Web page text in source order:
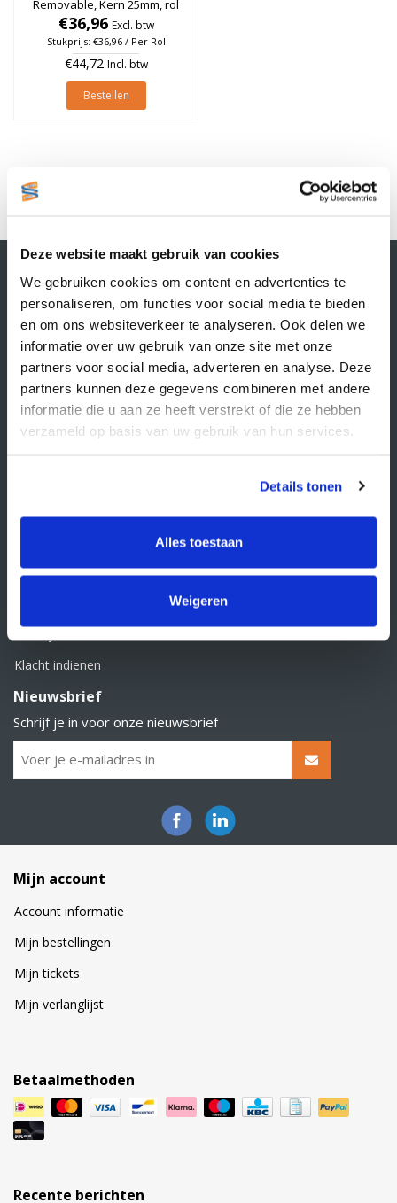
Deze website maakt gebruik van cookies
We gebruiken cookies om content en advertenties te
personaliseren, om functies voor social media te bieden
en om ons websiteverkeer te analyseren. Ook delen we
informatie over uw gebruik van onze site met onze
partners voor social media, adverteren en analyse. Deze
partners kunnen deze gegevens combineren met andere
informatie die u aan ze heeft verstrekt of die ze hebben
verzameld op basis van uw gebruik van hun services.
Details tonen
Alles toestaan
Weigeren
Removable, Kern 25mm, rol
à 1.790 stuks
€36,96 Excl. btw
Stukprijs: €36,96 / Per Rol
€44,72 Incl. btw
Bestellen
1
Contactgegevens
Supply Service B.V.
Nijverheidsstraat 25-K
3861 RJ Nijkerk
info@supplyservice.nl
+31 33 468 13 42
KvK nummer: 66384737
Retourbeleid
Klacht indienen
Nieuwsbrief
Schrijf je in voor onze nieuwsbrief
Mijn account
Account informatie
Mijn bestellingen
Mijn tickets
Mijn verlanglijst
Betaalmethoden
Recente berichten